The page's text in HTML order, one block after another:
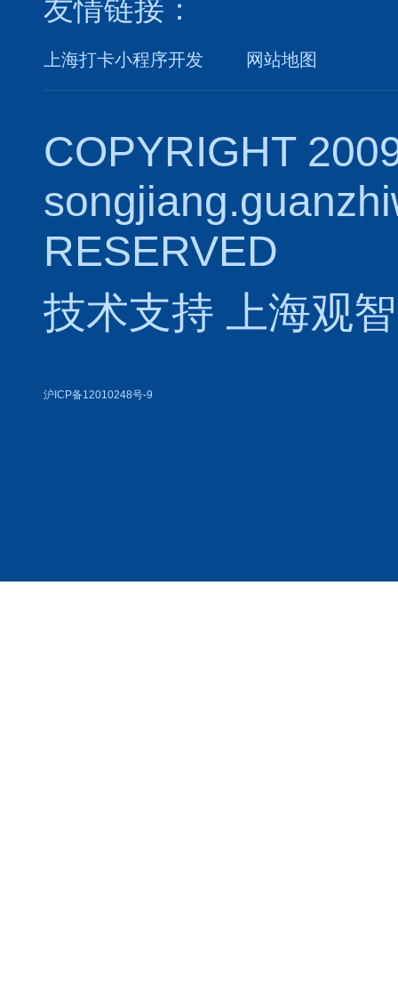
友情链接：
上海打卡小程序开发 网站地图
COPYRIGHT
RESERVED
技术支持
上海观
沪ICP备12010248号-9